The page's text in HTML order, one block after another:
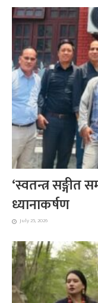
‘स्वतन्त्र सङ्गीत
ध्यानाकर्षण
July 25, 2026